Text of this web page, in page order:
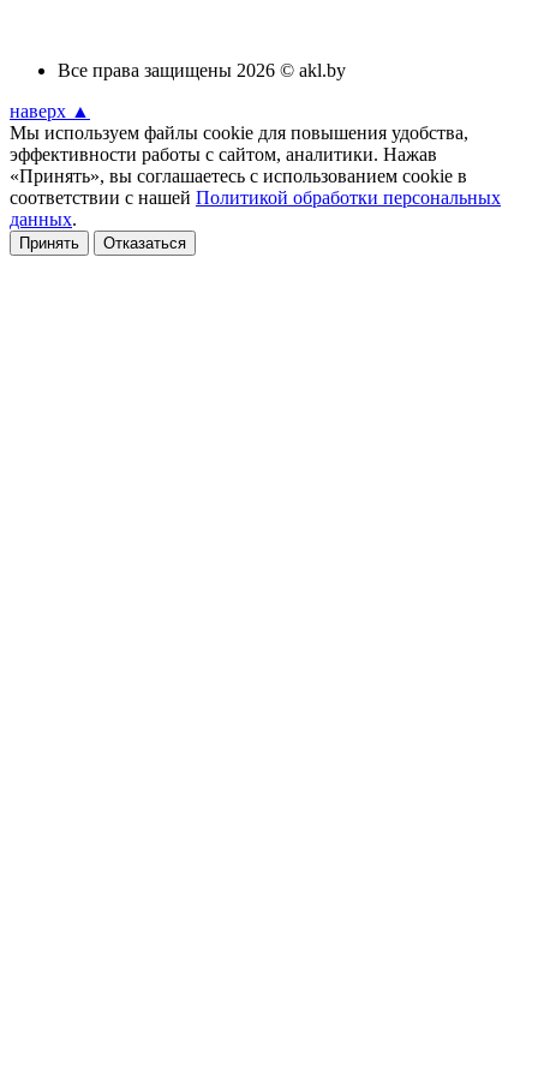
Все права защищены 2026 © akl.by
наверх ▲
Мы используем файлы cookie для повышения удобства,
эффективности работы с сайтом, аналитики. Нажав
«Принять», вы соглашаетесь с использованием cookie в
соответствии с нашей Политикой обработки персональных
данных.
Принять Отказаться